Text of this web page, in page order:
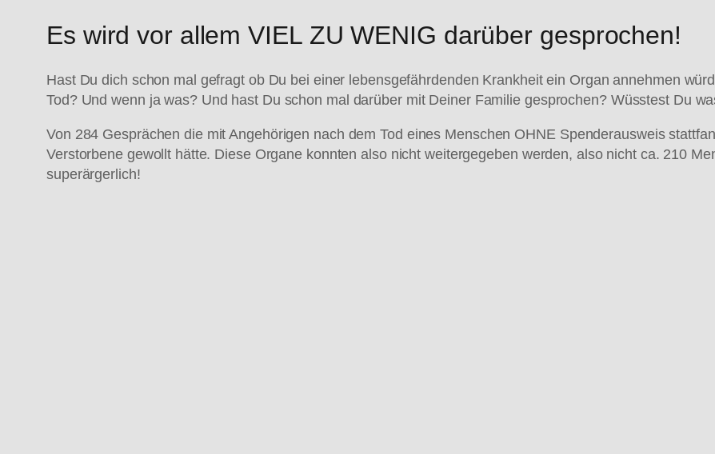
Es wird vor allem VIEL ZU WENIG darüber gesprochen!
Hast Du dich schon mal gefragt ob Du bei einer lebensgefährdenden Krankheit ein Organ annehmen
Tod? Und wenn ja was? Und hast Du schon mal darüber mit Deiner Familie gesprochen? Wüsstest Du
Von 284 Gesprächen die mit Angehörigen nach dem Tod eines Menschen OHNE Spenderausweis
Verstorbene gewollt hätte. Diese Organe konnten also nicht weitergegeben werden, also nicht ca. 210
superärgerlich!